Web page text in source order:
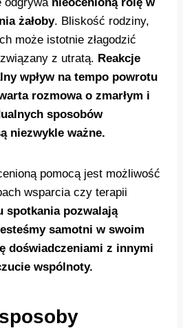
żałoby. Bliskość rodziny,
może istotnie złagodzić
z utratą. Reakcje
wpływ na tempo powrotu
rozmowa o zmarłym i
sposobów
niezwykle ważne.
pomocą jest możliwość
wsparcia czy terapii
spotkania pozwalają
samotni w swoim
doświadczeniami z innymi
wspólnoty.